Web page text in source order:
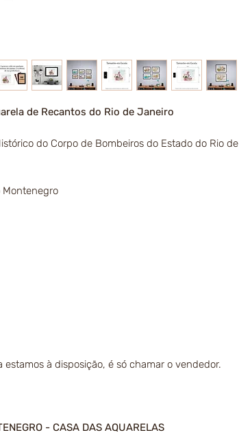
de Recantos do Rio de Janeiro
do Corpo de Bombeiros do Estado do Rio de
Montenegro
estamos à disposição, é só chamar o vendedor.
- CASA DAS AQUARELAS